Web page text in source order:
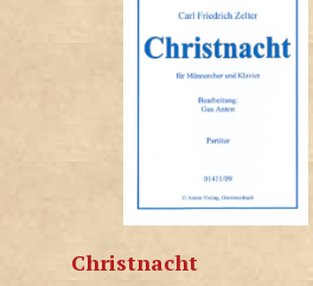
Christnacht